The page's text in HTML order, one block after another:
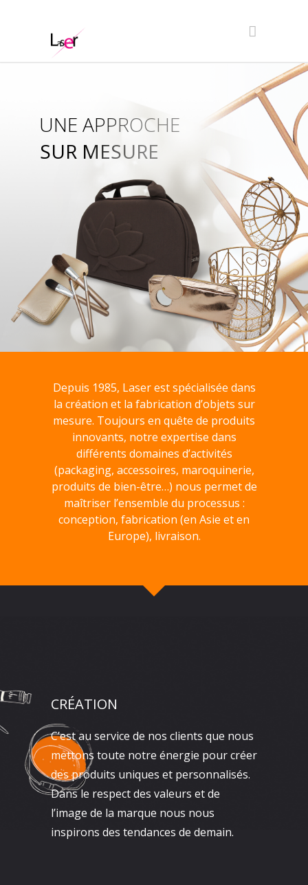
SUR MESURE
UNE APPROCHE
Depuis 1985, Laser est spécialisée dans
la création et la fabrication d’objets sur
mesure. Toujours en quête de produits
innovants, notre expertise dans
différents domaines d’activités
(packaging, accessoires, maroquinerie,
produits de bien-être…) nous permet de
maîtriser l’ensemble du processus :
conception, fabrication (en Asie et en
Europe), livraison.
CRÉATION
C’est au service de nos clients que nous
mettons toute notre énergie pour créer
des produits uniques et personnalisés.
Dans le respect des valeurs et de
l’image de la marque nous nous
inspirons des tendances de demain.